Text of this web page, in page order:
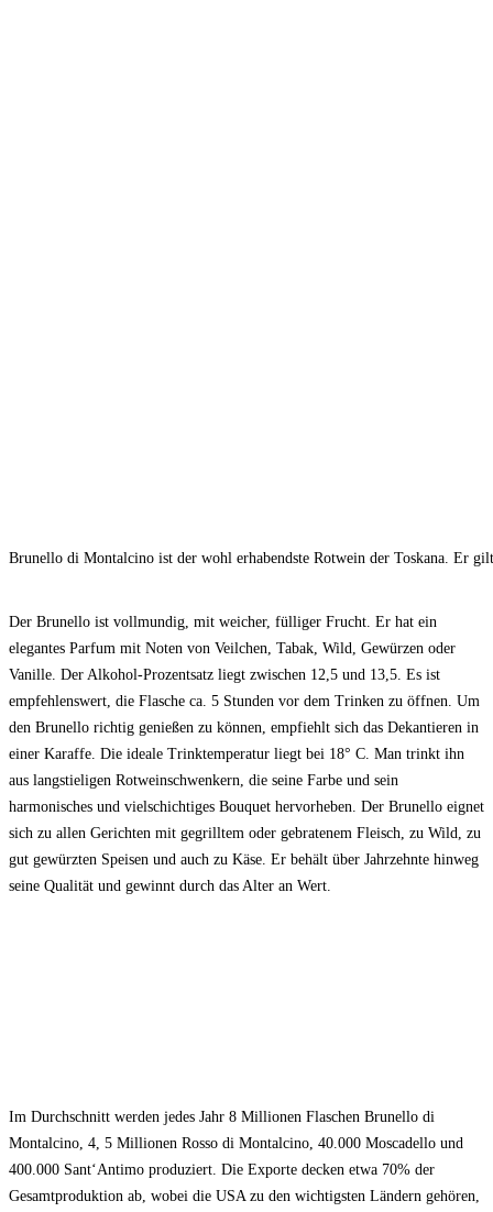
Brunello di Montalcino ist der wohl erhabendste Rotwein der Toskana. Er
Der Brunello ist vollmundig, mit weicher, fülliger Frucht. Er hat ein
elegantes Parfum mit Noten von Veilchen, Tabak, Wild, Gewürzen oder
Vanille. Der Alkohol-Prozentsatz liegt zwischen 12,5 und 13,5. Es ist
empfehlenswert, die Flasche ca. 5 Stunden vor dem Trinken zu öffnen. Um
den Brunello richtig genießen zu können, empfiehlt sich das Dekantieren in
einer Karaffe. Die ideale Trinktemperatur liegt bei 18° C. Man trinkt ihn
aus langstieligen Rotweinschwenkern, die seine Farbe und sein
harmonisches und vielschichtiges Bouquet hervorheben. Der Brunello eignet
sich zu allen Gerichten mit gegrilltem oder gebratenem Fleisch, zu Wild, zu
gut gewürzten Speisen und auch zu Käse. Er behält über Jahrzehnte hinweg
seine Qualität und gewinnt durch das Alter an Wert.
Im Durchschnitt werden jedes Jahr 8 Millionen Flaschen Brunello di
Montalcino, 4, 5 Millionen Rosso di Montalcino, 40.000 Moscadello und
400.000 Sant‘Antimo produziert. Die Exporte decken etwa 70% der
Gesamtproduktion ab, wobei die USA zu den wichtigsten Ländern gehören,